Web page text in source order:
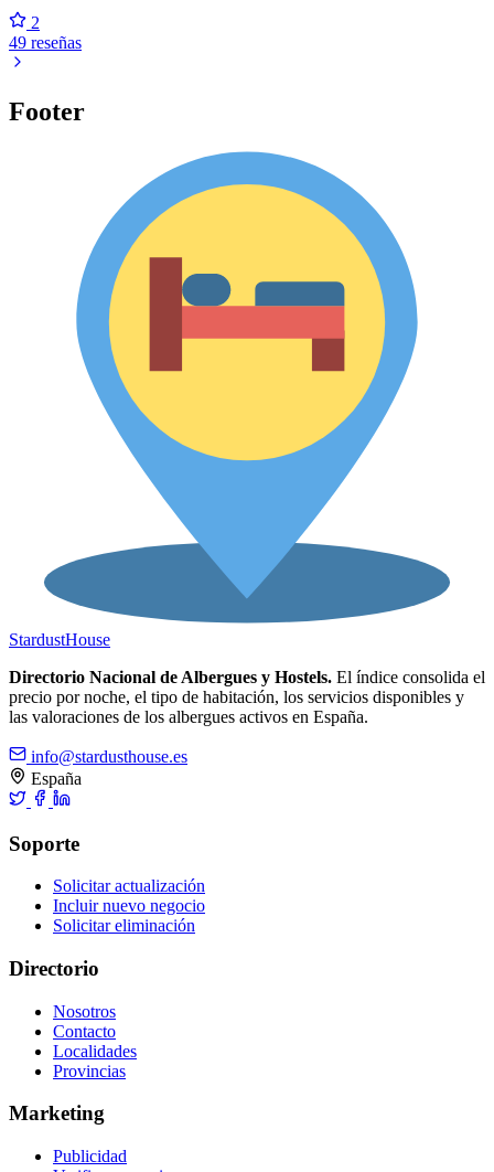
2
49 reseñas
Footer
StardustHouse
Directorio Nacional de Albergues y Hostels. El índice consolida el
precio por noche, el tipo de habitación, los servicios disponibles y
las valoraciones de los albergues activos en España.
info@stardusthouse.es
España
Soporte
Solicitar actualización
Incluir nuevo negocio
Solicitar eliminación
Directorio
Nosotros
Contacto
Localidades
Provincias
Marketing
Publicidad